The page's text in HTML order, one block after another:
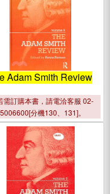
Adam Smith Review
需訂購本書，請電洽客服 02-
分機130、131]。